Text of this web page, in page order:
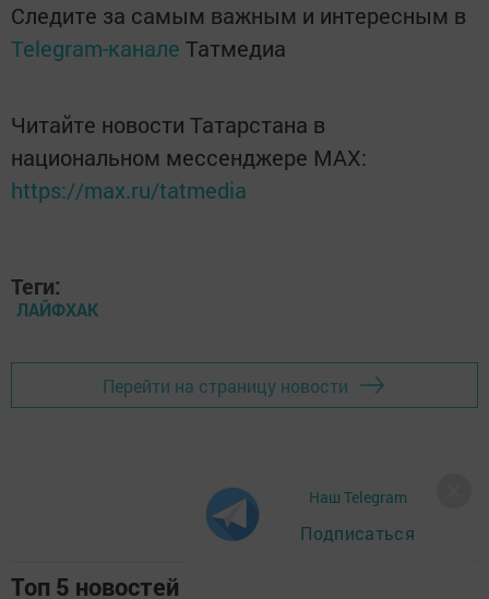
Следите за самым важным и интересным в
Telegram-канале Татмедиа
Читайте новости Татарстана в
национальном мессенджере MАХ:
https://max.ru/tatmedia
Теги:
ЛАЙФХАК
Перейти на страницу новости
Топ 5 новостей
Наш Telegram
Подписаться